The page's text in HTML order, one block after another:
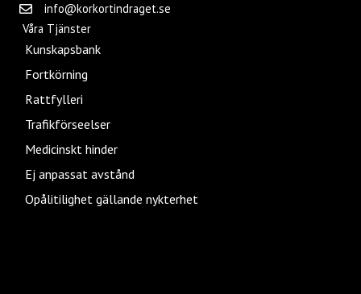
info@korkortindraget.se
Våra Tjänster
Kunskapsbank
Fortkörning
Rattfylleri
Trafikförseelser
Medicinskt hinder
Ej anpassat avstånd
Opålitilighet gällande nykterhet